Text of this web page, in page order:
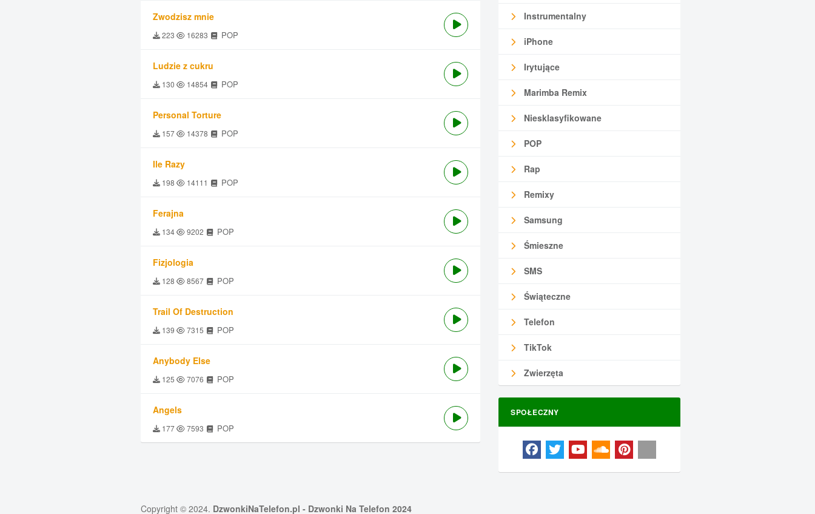
Instrumentalny
iPhone
Irytujące
Marimba Remix
Niesklasyfikowane
POP
Rap
Remixy
Samsung
Śmieszne
SMS
Świąteczne
Telefon
TikTok
Zwierzęta
SPOŁECZNY
Zwodzisz mnie
223 16283 POP
Ludzie z cukru
130 14854 POP
Personal Torture
157 14378 POP
Ile Razy
198 14111 POP
Ferajna
134 9202 POP
Fizjologia
128 8567 POP
Trail Of Destruction
139 7315 POP
Anybody Else
125 7076 POP
Angels
177 7593 POP
Copyright © 2024. DzwonkiNaTelefon.pl - Dzwonki Na Telefon 2024